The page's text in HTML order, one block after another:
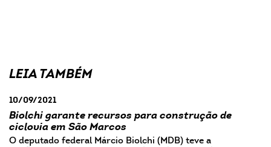
LEIA TAMBÉM
10/09/2021
Biolchi garante recursos para construção de
ciclovia em São Marcos
O deputado federal Márcio Biolchi (MDB) teve a